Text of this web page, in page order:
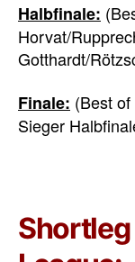
Halbfinale:
Horvat/
Gotthardt/
Finale: (Best
Sieger